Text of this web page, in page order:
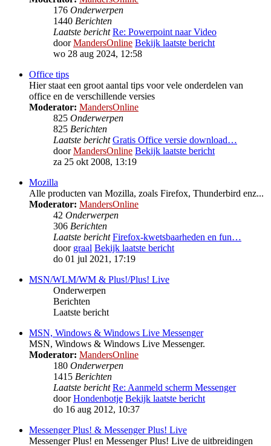
176 Onderwerpen
1440 Berichten
Laatste bericht Re: Powerpoint naar Video
doorMandersOnline Bekijk laatste bericht
wo 28 aug 2024, 12:58
Office tips
Hier staat een groot aantal tips voor vele onderdelen van
office en de verschillende versies
Moderator: MandersOnline
825 Onderwerpen
825 Berichten
Laatste bericht Gratis Office versie download…
doorMandersOnline Bekijk laatste bericht
za 25 okt 2008, 13:19
Mozilla
Alle producten van Mozilla, zoals Firefox, Thunderbird enz...
Moderator: MandersOnline
42 Onderwerpen
306 Berichten
Laatste bericht Firefox-kwetsbaarheden en fun…
door graal Bekijk laatste bericht
do 01 jul 2021, 17:19
MSN/WLM/WM & Plus!/Plus! Live
Onderwerpen
Berichten
Laatste bericht
MSN, Windows & Windows Live Messenger
MSN, Windows & Windows Live Messenger.
Moderator: MandersOnline
180 Onderwerpen
1415 Berichten
Laatste bericht Re: Aanmeld scherm Messenger
doorHondenbotje Bekijk laatste bericht
do 16 aug 2012, 10:37
Messenger Plus! & Messenger Plus! Live
Messenger Plus! en Messenger Plus! Live de uitbreidingen